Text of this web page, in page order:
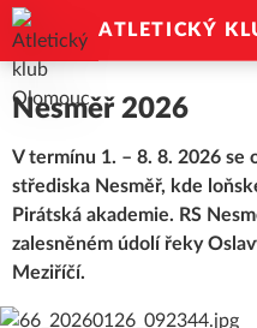
ATLETICKÝ
Nesměř 2026
V termínu 1. – 8. 8. 2026
střediska Nesměř, kde
Pirátská akademie. RS
zalesněném údolí řeky
Meziříčí.